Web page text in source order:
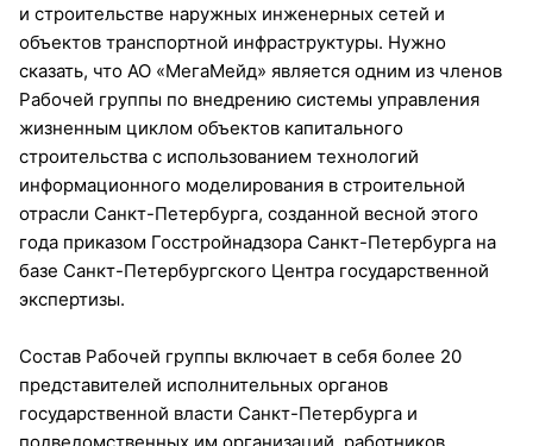
и строительстве наружных инженерных сетей и
объектов транспортной инфраструктуры. Нужно
сказать, что АО «МегаМейд» является одним из членов
Рабочей группы по внедрению системы управления
жизненным циклом объектов капитального
строительства с использованием технологий
информационного моделирования в строительной
отрасли Санкт-Петербурга, созданной весной этого
года приказом Госстройнадзора Санкт-Петербурга на
базе Санкт-Петербургского Центра государственной
экспертизы.
Состав Рабочей группы включает в себя более 20
представителей исполнительных органов
государственной власти Санкт-Петербурга и
подведомственных им организаций, работников